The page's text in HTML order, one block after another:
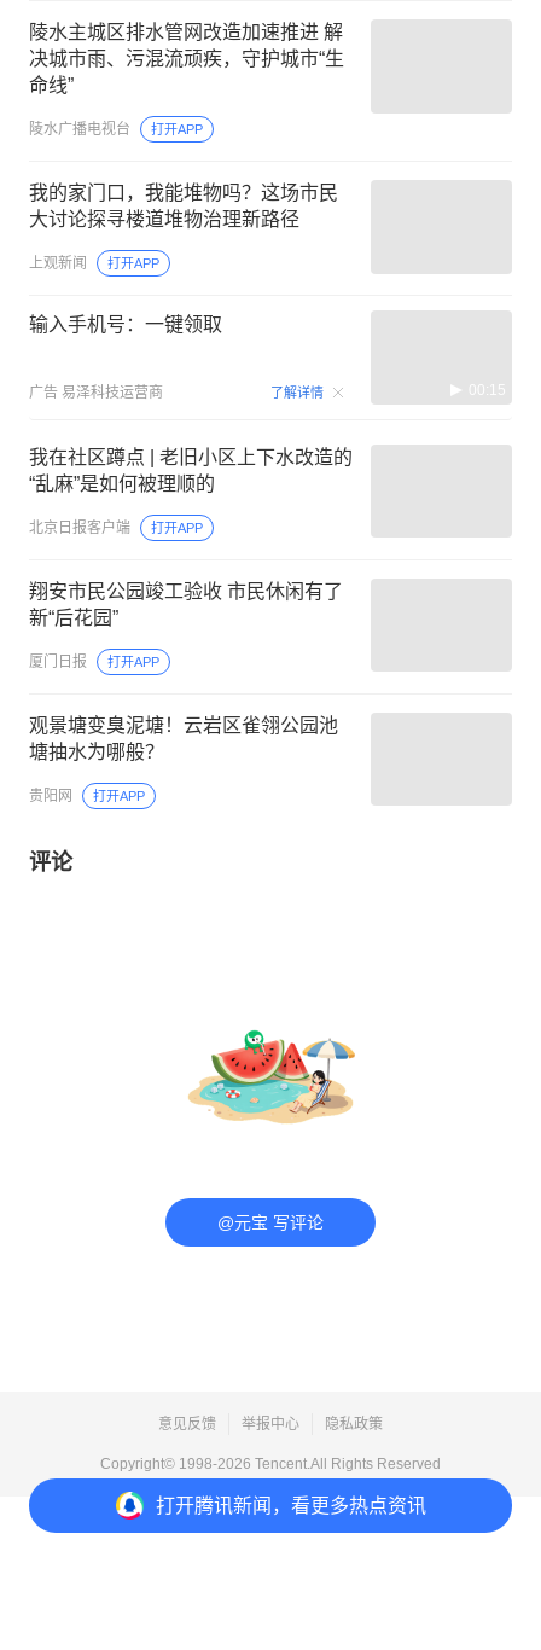
打开腾讯新闻，看更多热点资讯
陵水主城区排水管网改造加速推进 解
决城市雨、污混流顽疾，守护城市“生
命线”
陵水广播电视台 打开APP
我的家门口，我能堆物吗？这场市民
大讨论探寻楼道堆物治理新路径
上观新闻 打开APP
输入手机号：一键领取
广告 易泽科技运营商 了解详情 00:15
我在社区蹲点 | 老旧小区上下水改造的
“乱麻”是如何被理顺的
北京日报客户端 打开APP
翔安市民公园竣工验收 市民休闲有了
新“后花园”
厦门日报 打开APP
观景塘变臭泥塘！云岩区雀翎公园池
塘抽水为哪般？
贵阳网 打开APP
评论
@元宝 写评论
意见反馈 举报中心 隐私政策
Copyright© 1998-2026 Tencent.All Rights Reserved